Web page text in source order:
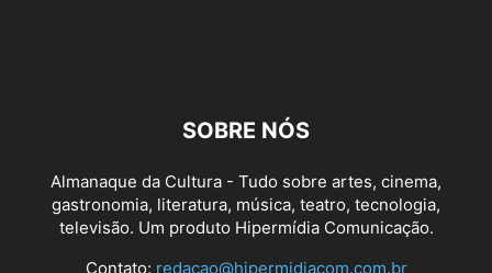
SOBRE NÓS
Almanaque da Cultura - Tudo sobre artes, cinema,
gastronomia, literatura, música, teatro, tecnologia,
televisão. Um produto Hipermídia Comunicação.
Contato: redacao@hipermidiacom.com.br